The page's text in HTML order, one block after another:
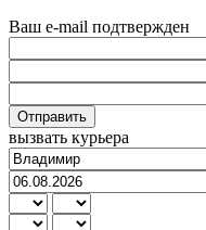
Ваш e-mail подтвержден
Отправить
вызвать курьера